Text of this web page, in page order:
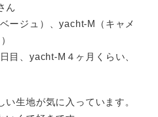
ん
ジュ）、yacht-M（キャメ
、yacht-M４ヶ月くらい、
い生地が気に入っています。